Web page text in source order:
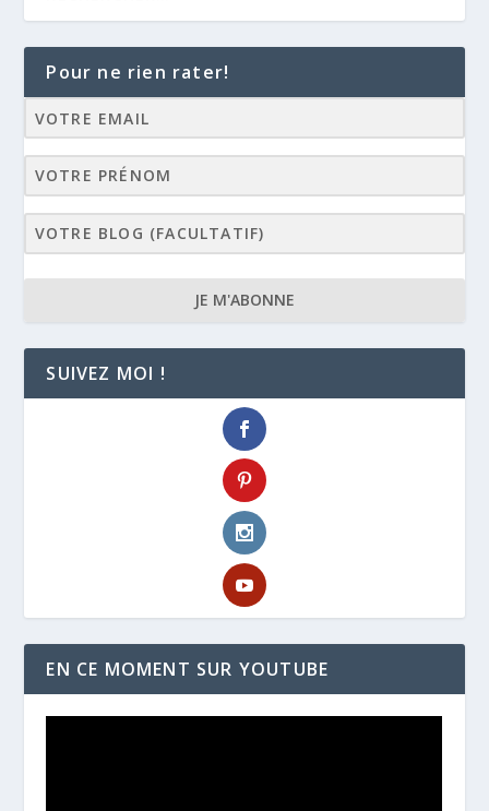
Pour ne rien rater!
JE M'ABONNE
SUIVEZ MOI !
EN CE MOMENT SUR YOUTUBE